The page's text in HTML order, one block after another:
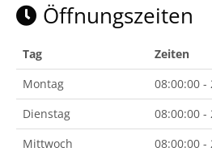
Öffnungszeiten
Tag
Zeiten
Montag
08:00:00 -
Dienstag
08:00:00 -
Mittwoch
08:00:00 -